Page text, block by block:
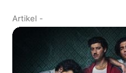
Artikel -